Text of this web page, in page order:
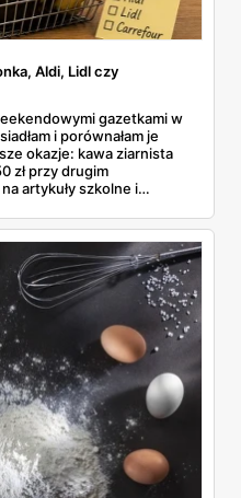
Aldi, Lidl czy
gazetkami w
i porównałam je
okazje: kawa ziarnista
zł przy drugim
artykuły szkolne i
w sobotę z aplikacją. Aldi
Werdykt w skrócie:
po świeże warzywa jedź